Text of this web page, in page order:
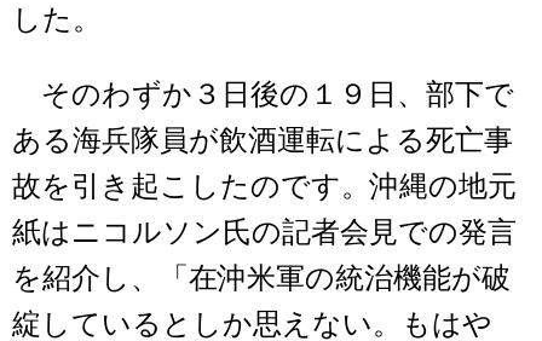
した。
そのわずか３日後の１９日、部下で
ある海兵隊員が飲酒運転による死亡事
故を引き起こしたのです。沖縄の地元
紙はニコルソン氏の記者会見での発言
を紹介し、「在沖米軍の統治機能が破
綻しているとしか思えない。もはや